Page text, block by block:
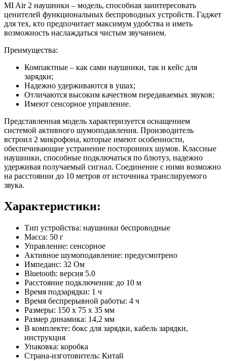
MI Air 2 наушники – модель, способная заинтересовать
ценителей функциональных беспроводных устройств. Гаджет
для тех, кто предпочитает максимум удобства и иметь
возможность наслаждаться чистым звучанием.
Преимущества:
Компактные – как сами наушники, так и кейс для
зарядки;
Надежно удерживаются в ушах;
Отличаются высоким качеством передаваемых звуков;
Имеют сенсорное управление.
Представленная модель характеризуется оснащением
системой активного шумоподавления. Производитель
встроил 2 микрофона, которые имеют особенности,
обеспечивающие устранение посторонних шумов. Классные
наушники, способные подключаться по блютуз, надежно
удерживая получаемый сигнал. Соединение с ними возможно
на расстоянии до 10 метров от источника транслируемого
звука.
Характеристики:
Тип устройства: наушники беспроводные
Масса: 50 г
Управление: сенсорное
Активное шумоподавление: предусмотрено
Импеданс: 32 Ом
Bluetooth: версия 5.0
Расстояние подключения: до 10 м
Время подзарядки: 1 ч
Время беспрерывной работы: 4 ч
Размеры: 150 х 75 х 35 мм
Размер динамика: 14,2 мм
В комплекте: бокс для зарядки, кабель зарядки,
инструкция
Упаковка: коробка
Страна-изготовитель: Китай